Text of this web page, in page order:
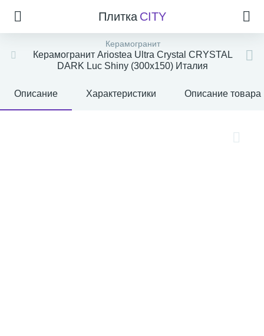
Плитка CITY
Керамогранит
Керамогранит Ariostea Ultra Crystal CRYSTAL
DARK Luc Shiny (300x150) Италия
Описание Характеристики Описание товара